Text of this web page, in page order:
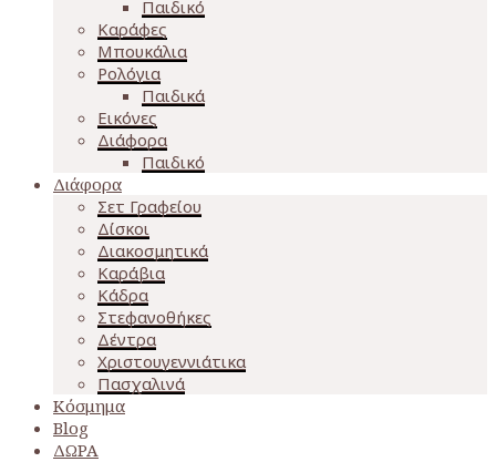
Παιδικό
Καράφες
Μπουκάλια
Ρολόγια
Παιδικά
Εικόνες
Διάφορα
Παιδικό
Διάφορα
Σετ Γραφείου
Δίσκοι
Διακοσμητικά
Καράβια
Κάδρα
Στεφανοθήκες
Δέντρα
Χριστουγεννιάτικα
Πασχαλινά
Κόσμημα
Blog
ΔΩΡΑ